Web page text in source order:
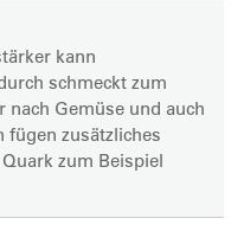
kann
schmeckt zum
nach Gemüse und auch
zusätzliches
zum Beispiel